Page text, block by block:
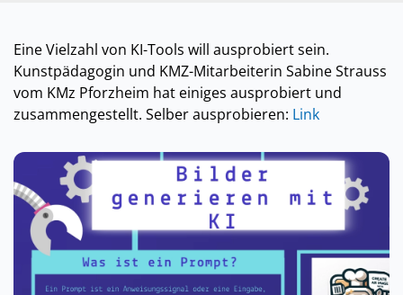
Eine Vielzahl von KI-Tools will ausprobiert sein.
Kunstpädagogin und KMZ-Mitarbeiterin Sabine Strauss
vom KMz Pforzheim hat einiges ausprobiert und
zusammengestellt. Selber ausprobieren: Link